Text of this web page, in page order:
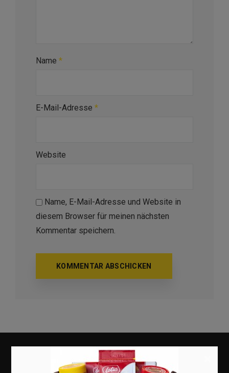
Name *
E-Mail-Adresse *
Website
Name, E-Mail-Adresse und Website in
diesem Browser für meinen nächsten
Kommentar speichern.